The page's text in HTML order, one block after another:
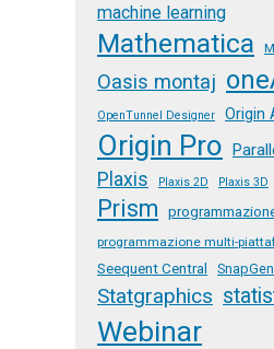
machine learning
Mathematica
Oasis montaj
OpenTunnel Designer Origin
Origin Pro
Plaxis Plaxis 2D Plaxis 3D
Prism
programmazione multi-
Seequent Central
Statgraphics
Webinar